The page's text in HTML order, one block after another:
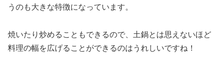
うのも大きな特徴になっています。
焼いたり炒めることもできるので、土鍋とは思えないほど
料理の幅を広げることができるのはうれしいですね！